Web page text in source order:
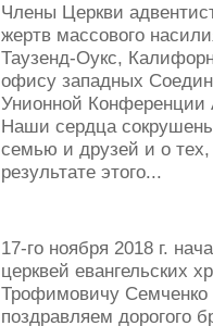
Члены Церкви
жертв массового
Таузенд-Оукс,
офису западных
Унионной Конференции
Наши сердца
семью и друзей и о тех,
результате этого...
17-го ноября 2018 г.
церквей евангельских
Трофимовичу Семченко
поздравляем дорогого